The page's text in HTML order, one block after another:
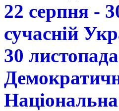
22 серпня -
сучасній
30